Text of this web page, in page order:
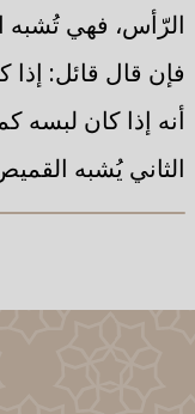
الرّأس، فهي تُشبه
فإن قال قائل:
أنه إذا كان لبسه
الثاني يُشبه